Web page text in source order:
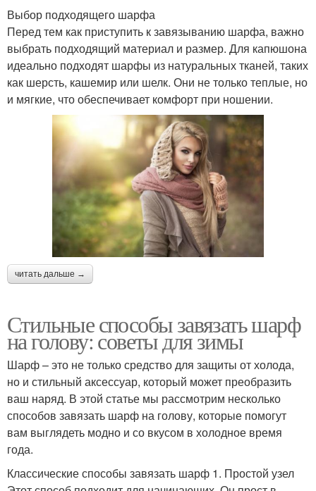
Выбор подходящего шарфа
Перед тем как приступить к завязыванию шарфа, важно
выбрать подходящий материал и размер. Для капюшона
идеально подходят шарфы из натуральных тканей, таких
как шерсть, кашемир или шелк. Они не только теплые, но
и мягкие, что обеспечивает комфорт при ношении.
читать дальше →
Стильные способы завязать шарф
на голову: советы для зимы
Шарф – это не только средство для защиты от холода,
но и стильный аксессуар, который может преобразить
ваш наряд. В этой статье мы рассмотрим несколько
способов завязать шарф на голову, которые помогут
вам выглядеть модно и со вкусом в холодное время
года.
Классические способы завязать шарф 1. Простой узел